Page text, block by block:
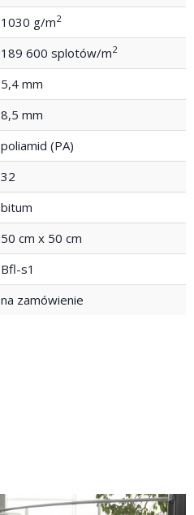
1030 g/m2
189 600 splotów/m2
5,4 mm
8,5 mm
poliamid (PA)
32
bitum
50 cm x 50 cm
Bfl-s1
na zamówienie